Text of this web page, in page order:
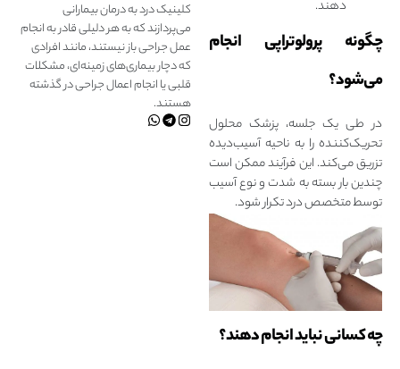
دهند.
چگونه پرولوتراپی انجام
می‌شود؟
در طی یک جلسه، پزشک محلول
تحریک‌‌کننده را به ناحیه آسیب‌‌دیده
تزریق می‌کند. این فرآیند ممکن است
چندین بار بسته به شدت و نوع آسیب
توسط متخصص درد تکرار شود.
چه کسانی نباید انجام دهند؟
کلینیک درد به درمان‌ بیمارانی
می‌پردازند که به هر دلیلی قادر به انجام
عمل جراحی باز نیستند، مانند افرادی
که دچار بیماری‌های زمینه‌ای، مشکلات
قلبی یا انجام اعمال جراحی در گذشته
هستند.